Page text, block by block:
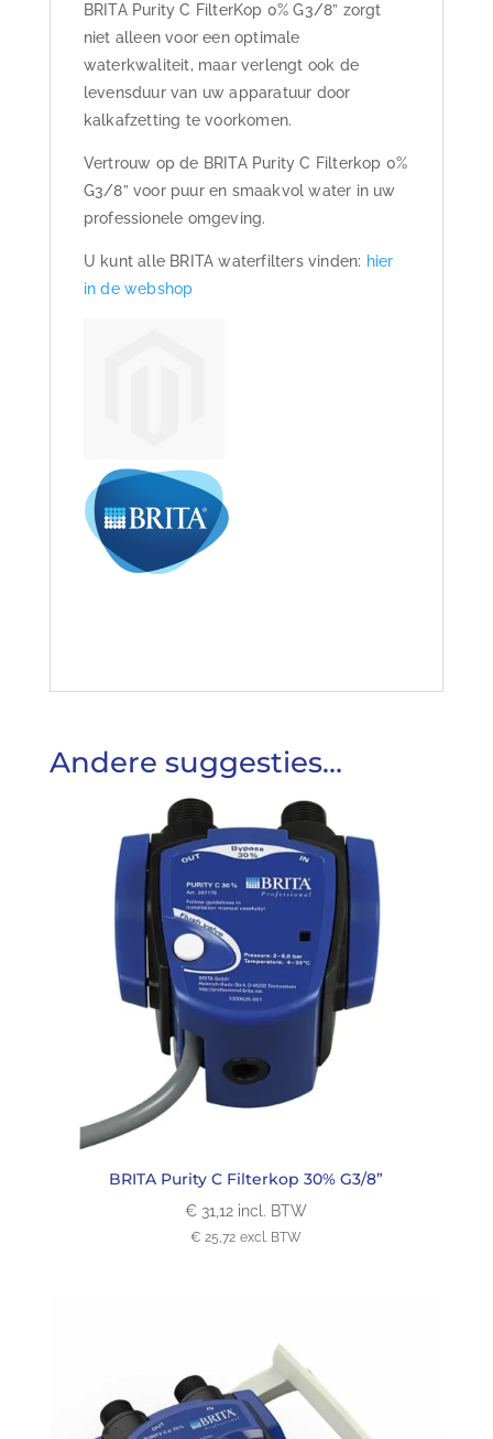
BRITA Purity C FilterKop 0% G3/8” zorgt
niet alleen voor een optimale
waterkwaliteit, maar verlengt ook de
levensduur van uw apparatuur door
kalkafzetting te voorkomen.
Vertrouw op de BRITA Purity C Filterkop 0%
G3/8” voor puur en smaakvol water in uw
professionele omgeving.
U kunt alle BRITA waterfilters vinden: hier
in de webshop
Andere suggesties…
BRITA Purity C Filterkop 30% G3/8”
€ 31,12 incl. BTW
€ 25,72 excl. BTW